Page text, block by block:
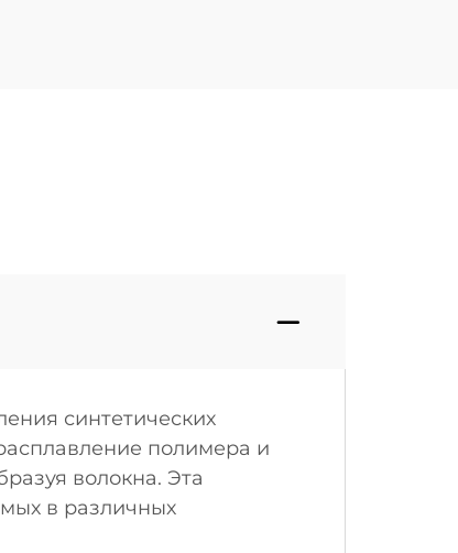
синтетических
полимера и
волокна. Эта
в различных